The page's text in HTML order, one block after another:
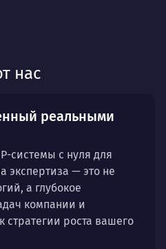
нас
реальными
системы с нуля для
экспертиза — это не
а глубокое
компании и
стратегии роста вашего